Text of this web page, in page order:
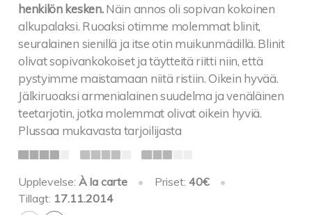
henkilön kesken. Näin annos oli sopivan kokoinen
alkupalaksi. Ruoaksi otimme molemmat blinit,
seuralainen sienillä ja itse otin muikunmädillä. Blinit
olivat sopivankokoiset ja täytteitä riitti niin, että
pystyimme maistamaan niitä ristiin. Oikein hyvää.
Jälkiruoaksi armenialainen suudelma ja venäläinen
teetarjotin, jotka molemmat olivat oikein hyviä.
Plussaa mukavasta tarjoilijasta
Upplevelse:À la carte • Priset: 40€
•
Tillagt: 17.11.2014